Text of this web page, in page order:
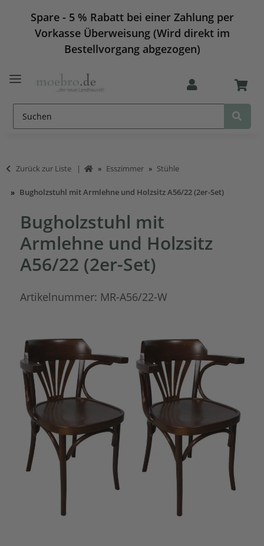
Spare - 5 % Rabatt bei einer Zahlung per
Vorkasse Überweisung (Wird direkt im
Bestellvorgang abgezogen)
Zurück zur Liste Esszimmer Stühle
Bugholzstuhl mit Armlehne und Holzsitz A56/22 (2er-Set)
Bugholzstuhl mit
Armlehne und Holzsitz
A56/22 (2er-Set)
Artikelnummer: MR-A56/22-W